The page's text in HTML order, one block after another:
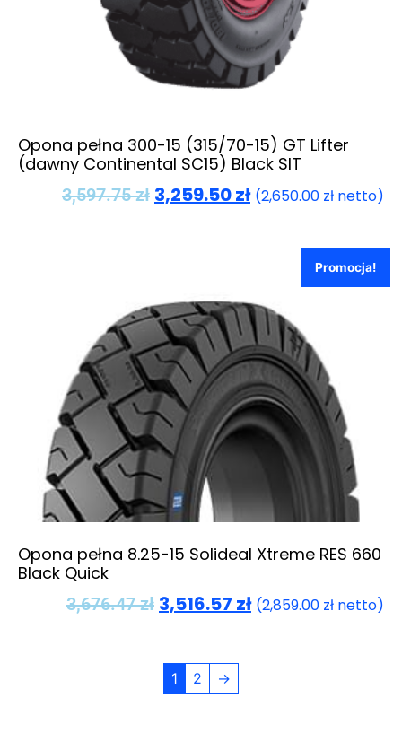
Opona pełna 300-15 (315/70-15) GT Lifter
(dawny Continental SC15) Black SIT
3,597.75zł 3,259.50zł (2,650.00 zł netto)
Promocja!
Opona pełna 8.25-15 Solideal Xtreme RES 660
Black Quick
3,676.47zł 3,516.57 zł (2,859.00 zł netto)
1 2 →